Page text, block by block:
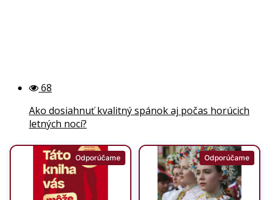
68
Ako dosiahnuť kvalitný spánok aj počas horúcich
letných nocí?